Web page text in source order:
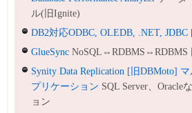
ル(旧Ignite)
DB2対応ODBC, OLEDB, .NET,
GlueSync NoSQL⇔RDBMS⇔RDBMS
Synity Data Replication [旧DBMoto]
プリケーション SQL Server、Oracle
ョン